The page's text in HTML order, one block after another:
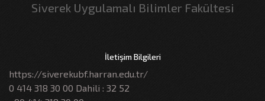
Siverek Uygulamalı Bilimler Fakültesi
İletişim Bilgileri
https://siverekubf.harran.edu.tr/
0 414 318 30 00 Dahili : 32 52